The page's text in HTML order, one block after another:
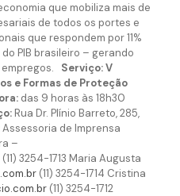
que mobiliza mais de
de todos os portes e
que respondem por 11%
PIB brasileiro – gerando
Serviço:V
e Formas de Proteção
das 9 horas às 18h30
Rua Dr. Plínio Barreto, 285,
Assessoria de Imprensa
–
(11) 3254-1713 Maria Augusta
(11) 3254-1714 Cristina
(11) 3254-1712